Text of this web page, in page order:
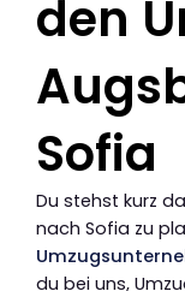
den
Sofia
Du stehst kurz
nach Sofia zu
du bei uns,